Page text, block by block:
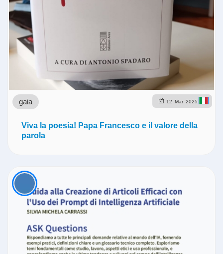
12 Mar 2025
gaia
Viva la poesia! Papa Francesco e il valore della
parola